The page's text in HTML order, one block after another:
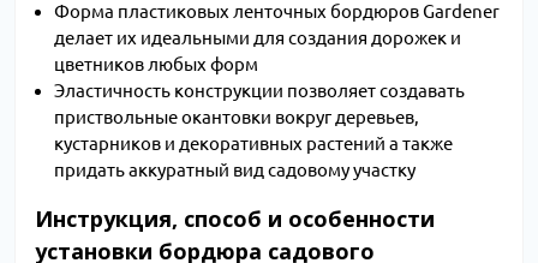
Форма пластиковых ленточных бордюров Gardener
делает их идеальными для создания дорожек и
цветников любых форм
Эластичность конструкции позволяет создавать
приствольные окантовки вокруг деревьев,
кустарников и декоративных растений а также
придать аккуратный вид садовому участку
Инструкция, способ и особенности
установки бордюра садового